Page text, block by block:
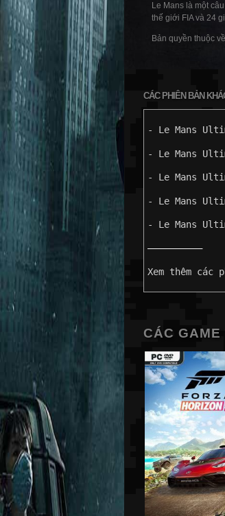
Le Mans là một
thế giới FIA và 24
Bản quyền thuộc về
CÁC PHIÊN BẢN
- Le Mans
- Le Mans
- Le Mans
- Le Mans
- Le Mans
——————————
Xem thêm các
CÁC